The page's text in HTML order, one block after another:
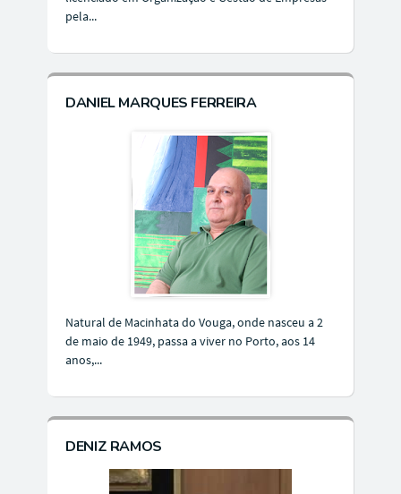
pela...
DANIEL MARQUES FERREIRA
Natural de Macinhata do Vouga, onde nasceu a 2
de maio de 1949, passa a viver no Porto, aos 14
anos,...
DENIZ RAMOS